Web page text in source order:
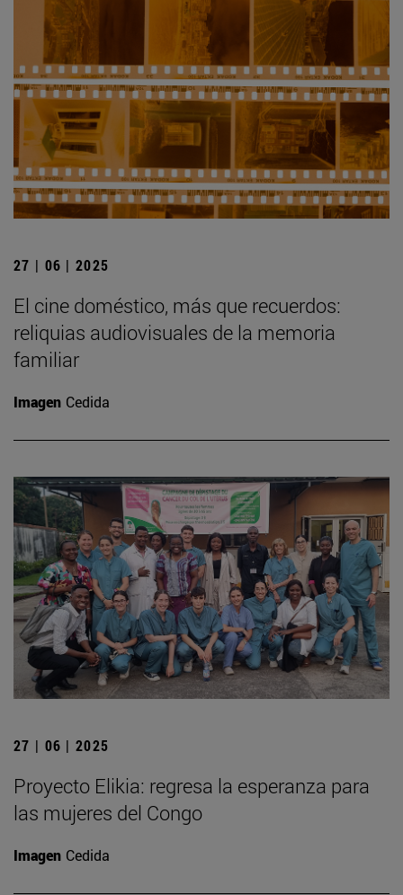
27 | 06 | 2025
El cine doméstico, más que recuerdos:
reliquias audiovisuales de la memoria
familiar
Imagen Cedida
27 | 06 | 2025
Proyecto Elikia: regresa la esperanza para
las mujeres del Congo
Imagen Cedida